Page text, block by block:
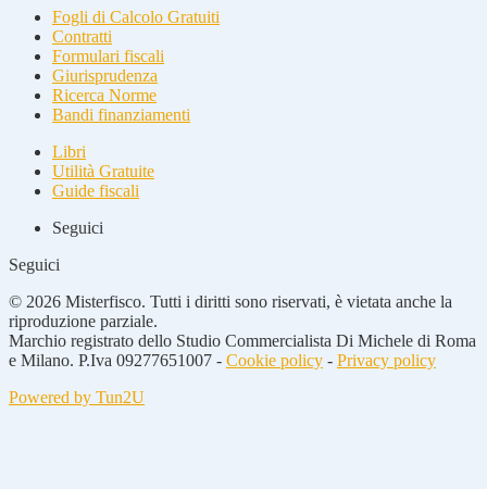
Fogli di Calcolo Gratuiti
Contratti
Formulari fiscali
Giurisprudenza
Ricerca Norme
Bandi finanziamenti
Libri
Utilità Gratuite
Guide fiscali
Seguici
Seguici
© 2026 Misterfisco. Tutti i diritti sono riservati, è vietata anche la
riproduzione parziale.
Marchio registrato dello Studio Commercialista Di Michele di Roma
e Milano. P.Iva 09277651007 - Cookie policy - Privacy policy
Powered by Tun2U